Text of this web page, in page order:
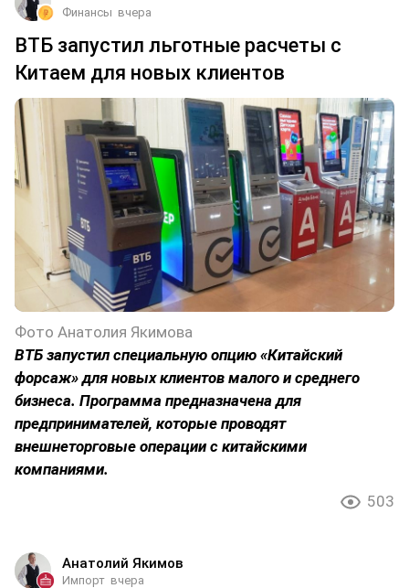
Финансы вчера
ВТБ запустил льготные расчеты с
Китаем для новых клиентов
Фото Анатолия Якимова
ВТБ запустил специальную опцию «Китайский
форсаж» для новых клиентов малого и среднего
бизнеса. Программа предназначена для
предпринимателей, которые проводят
внешнеторговые операции с китайскими
компаниями.
503
Анатолий Якимов
Импорт вчера